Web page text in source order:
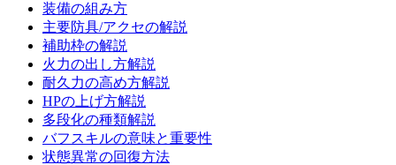
装備の組み方
主要防具/アクセの解説
補助枠の解説
火力の出し方解説
耐久力の高め方解説
HPの上げ方解説
多段化の種類解説
バフスキルの意味と重要性
状態異常の回復方法